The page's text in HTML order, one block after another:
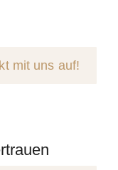
mit uns auf!